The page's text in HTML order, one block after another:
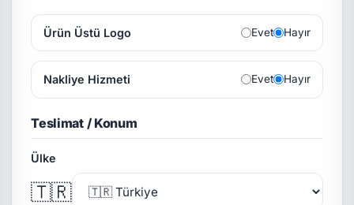
Ürün Üstü Logo Evet Hayır
Nakliye Hizmeti Evet Hayır
Teslimat / Konum
Ülke
🇹🇷